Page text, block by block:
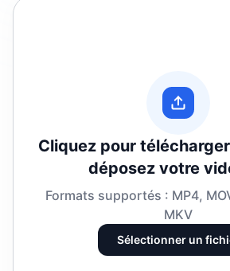
Cliquez pour
déposez votre
Formats supportés : MP4,
MKV
Sélectionner un